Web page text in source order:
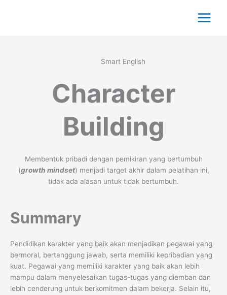
Smart English
Character
Building
Membentuk pribadi dengan pemikiran yang bertumbuh
(growth mindset) menjadi target akhir dalam pelatihan ini,
tidak ada alasan untuk tidak bertumbuh.
Summary
Pendidikan karakter yang baik akan menjadikan pegawai yang
bermoral, bertanggung jawab, serta memiliki kepribadian yang
kuat. Pegawai yang memiliki karakter yang baik akan lebih
mampu dalam menyelesaikan tugas-tugas yang diemban dan
lebih cenderung untuk berkomitmen dalam bekerja. Selain itu,